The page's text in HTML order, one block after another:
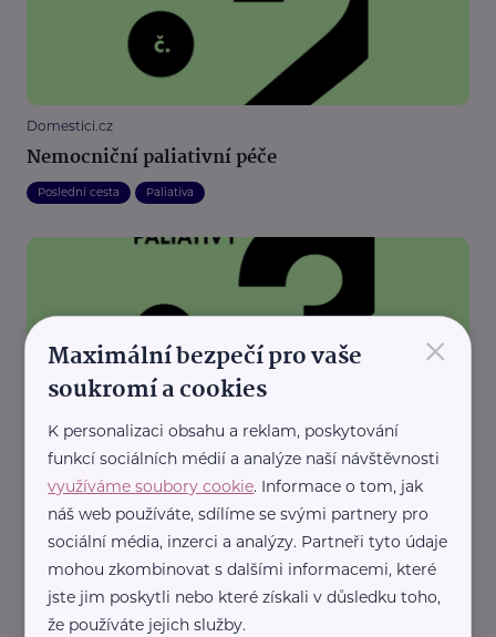
Domestici.cz
Nemocniční paliativní péče
Poslední cesta Paliativa
Hospicová paliativní péče
Podpora, pomoc, péče Poslední cesta Pro pečující
×
Maximální bezpečí pro vaše
soukromí a cookies
K personalizaci obsahu a reklam, poskytování
funkcí sociálních médií a analýze naší návštěvnosti
využíváme soubory cookie. Informace o tom, jak
náš web používáte, sdílíme se svými partnery pro
sociální média, inzerci a analýzy. Partneři tyto údaje
mohou zkombinovat s dalšími informacemi, které
jste jim poskytli nebo které získali v důsledku toho,
že používáte jejich služby.